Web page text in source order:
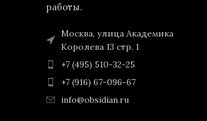
работы.
Москва, улица Академика
Королева 13 стр. 1
+7 (495) 510-32-25
+7 (916) 67-096-67
info@obsidian.ru